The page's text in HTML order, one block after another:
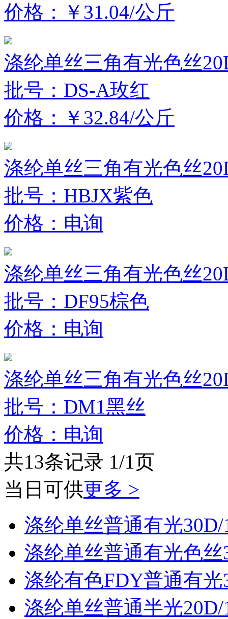
价格：￥31.04/公斤
涤纶单丝三角有光色丝
批号：DS-A玫红
价格：￥32.84/公斤
涤纶单丝三角有光色丝
批号：HBJX紫色
价格：电询
涤纶单丝三角有光色丝
批号：DF95棕色
价格：电询
涤纶单丝三角有光色丝
批号：DM1黑丝
价格：电询
共13条记录 1/1页
当日可供更多 >
涤纶单丝普通有光30D/
涤纶单丝普通有光色丝
涤纶有色FDY普通有光
涤纶单丝普通半光20D/